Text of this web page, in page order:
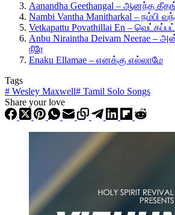
Aanandha Geethangal – ஆனந்த
Nambi Vantha Manitharkal – நம்பி
Vetkapattu Povathillai En –
Anbu Niraintha Deivam Neerae –
நீரே
Enaku Ellamae – எனக்கு எல்லாமே
Tags
# Wesley Maxwell# Tamil Solo Songs
Share your love